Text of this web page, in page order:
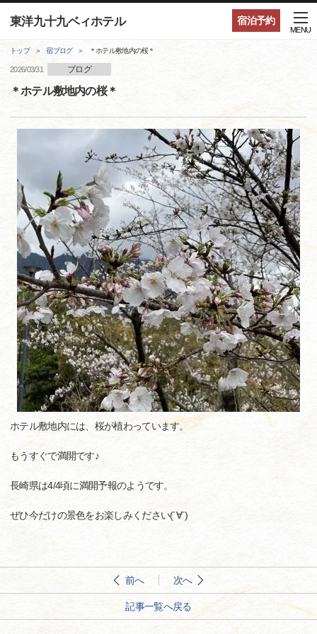
宿泊予約
東洋九十九ベィホテル
MENU
トップ 宿ブログ ＊ホテル敷地内の桜＊
2026/03/31 ブログ
＊ホテル敷地内の桜＊
ホテル敷地内には、桜が植わっています。
もうすぐで満開です♪
長崎県は4/4頃に満開予報のようです。
ぜひ今だけの景色をお楽しみください(´∀`)
前へ 次へ
記事一覧へ戻る